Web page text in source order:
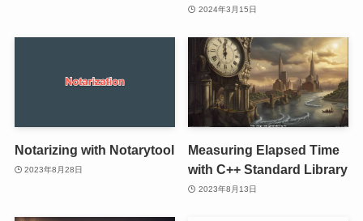
2024年3月15日
Notarizing with Notarytool
2023年8月28日
Measuring Elapsed Time
with C++ Standard Library
2023年8月13日